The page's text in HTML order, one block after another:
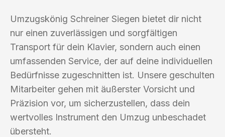
Umzugskönig Schreiner Siegen bietet dir nicht
nur einen zuverlässigen und sorgfältigen
Transport für dein Klavier, sondern auch einen
umfassenden Service, der auf deine individuellen
Bedürfnisse zugeschnitten ist. Unsere geschulten
Mitarbeiter gehen mit äußerster Vorsicht und
Präzision vor, um sicherzustellen, dass dein
wertvolles Instrument den Umzug unbeschadet
übersteht.